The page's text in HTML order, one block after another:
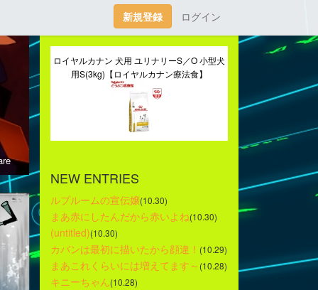
新規登録 ログイン
ロイヤルカナン 犬用 ユリナリーS／O 小型犬
用S(3kg)【ロイヤルカナン療法食】
NEW ENTRIES
ルプルームの宣伝嬢(10.30)
まあ赤にしたんだから赤いよね(10.30)
(untitled)(10.30)
カバンは最初に描いたから顔違！ (10.29)
まあこれくらいには増えてます～ (10.28)
キニーちゃん(10.28)